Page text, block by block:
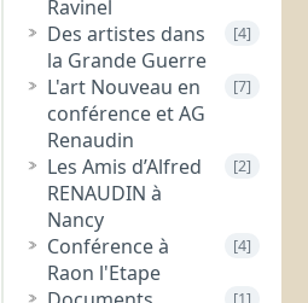
Ravinel
Des artistes dans
la Grande Guerre
[4]
L'art Nouveau en
conférence et AG
Renaudin
[7]
Les Amis d’Alfred
RENAUDIN à
Nancy
[2]
Conférence à
Raon l'Etape
[4]
[1]